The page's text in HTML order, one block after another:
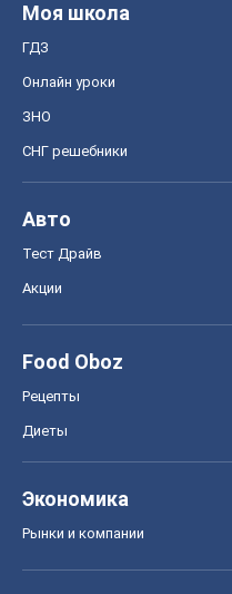
Моя школа
ГДЗ
Онлайн уроки
ЗНО
СНГ решебники
Авто
Тест Драйв
Акции
Food Oboz
Рецепты
Диеты
Экономика
Рынки и компании